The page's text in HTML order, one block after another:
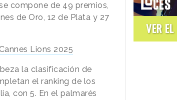
compone de 49 premios,
de Oro, 12 de Plata y 27
Lions 2025
la clasificación de
el ranking de los
con 5. En el palmarés
VER